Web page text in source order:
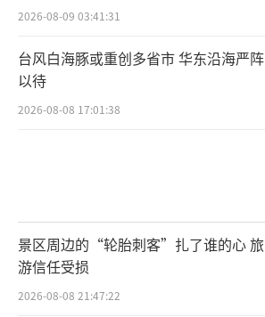
2026-08-09 03:41:31
台风白海豚或重创多省市 华东沿海严阵
以待
2026-08-08 17:01:38
景区周边的“轮胎刺客”扎了谁的心 旅
游信任受损
2026-08-08 21:47:22